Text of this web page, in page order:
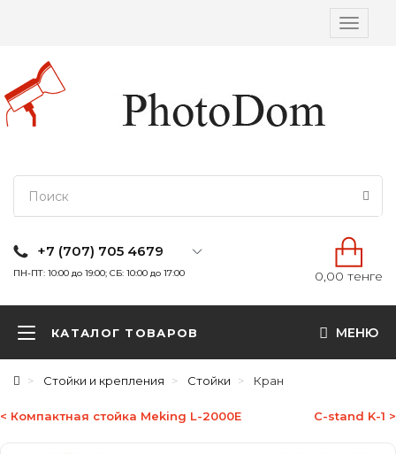
Вкл/
+7 (707) 705 4679
ПН-ПТ: 10:00 до 19:00; СБ: 10:00 до 17:00 0,00 тенге
КАТАЛОГ ТОВАРОВ МЕНЮ
Стойки и крепления Стойки Кран
< Компактная стойка Meking L-2000E С-stand K-1 >